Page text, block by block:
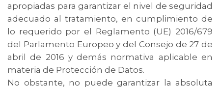
apropiadas para garantizar el nivel de seguridad
adecuado al tratamiento, en cumplimiento de
lo requerido por el Reglamento (UE) 2016/679
del Parlamento Europeo y del Consejo de 27 de
abril de 2016 y demás normativa aplicable en
materia de Protección de Datos.
No obstante, no puede garantizar la absoluta